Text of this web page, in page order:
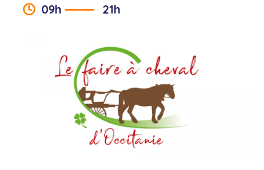
09h 21h